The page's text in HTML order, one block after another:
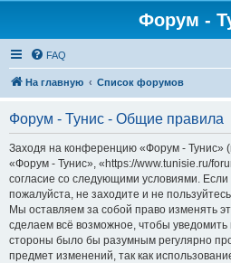
Форум -
FAQ
На главную Список форумов
Форум - Тунис - Общие правила
Заходя на конференцию «Форум -
«Форум - Тунис», «https://www.tunisie.ru/
согласие со следующими условиями.
пожалуйста, не заходите и не
Мы оставляем за собой право изменять
сделаем всё возможное, чтобы уведомить
стороны было бы разумным регулярно
предмет изменений, так как